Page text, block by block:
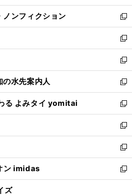
開
く
ウ
で
開
く
ン
ド
ウ
で
開
く
ウ
ィ
ン
ド
ウ
で
開
く
ンフィクション
新
し
い
ウ
ィ
ン
ド
ウ
で
開
く
新
し
い
ウ
ィ
ン
ド
ウ
で
開
く
新
し
い
ウ
ィ
ン
ド
ウ
で
開
く
水先案内人
新
し
い
ウ
ィ
ン
ド
ウ
で
開
る よみタイ yomitai
新
し
い
ウ
ィ
ン
ド
ウ
新
し
い
ウ
ィ
ン
新
し
い
ウ
ン imidas
新
し
ズ